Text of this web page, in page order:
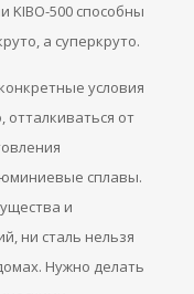
KIBO-500 способны
а суперкруто.
условия
отталкиваться от
сплавы.
и
ни сталь нельзя
Нужно делать